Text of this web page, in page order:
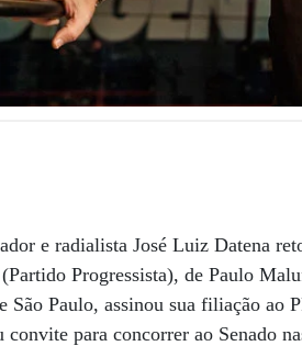
e radialista José Luiz Datena
Progressista), de Paulo
São Paulo, assinou sua filiação ao
convite para concorrer ao Senado